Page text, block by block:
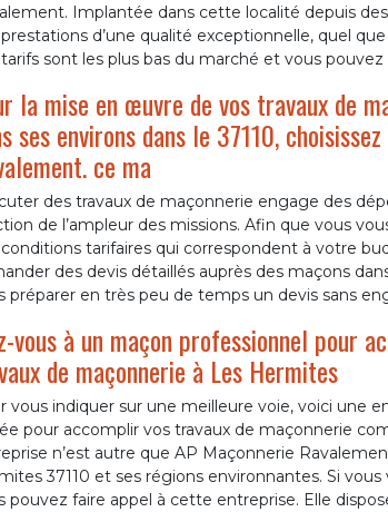
Implantée dans cette localité depuis
d’une qualité exceptionnelle, quel
sont les plus bas du marché et vous
la mise en œuvre de vos travaux de
ses environs dans le 37110,
ce ma
des travaux de maçonnerie engage des
de l’ampleur des missions. Afin que vous
tarifaires qui correspondent à votre
des devis détaillés auprès des maçons
préparer en très peu de temps un devis sans
vous à un maçon professionnel pour
de maçonnerie à Les Hermites
vous indiquer sur une meilleure voie, voici une
pour accomplir vos travaux de maçonnerie
n’est autre que AP Maçonnerie
37110 et ses régions environnantes. Si
pouvez faire appel à cette entreprise. Elle